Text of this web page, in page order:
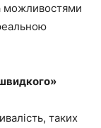
можливостями
таких